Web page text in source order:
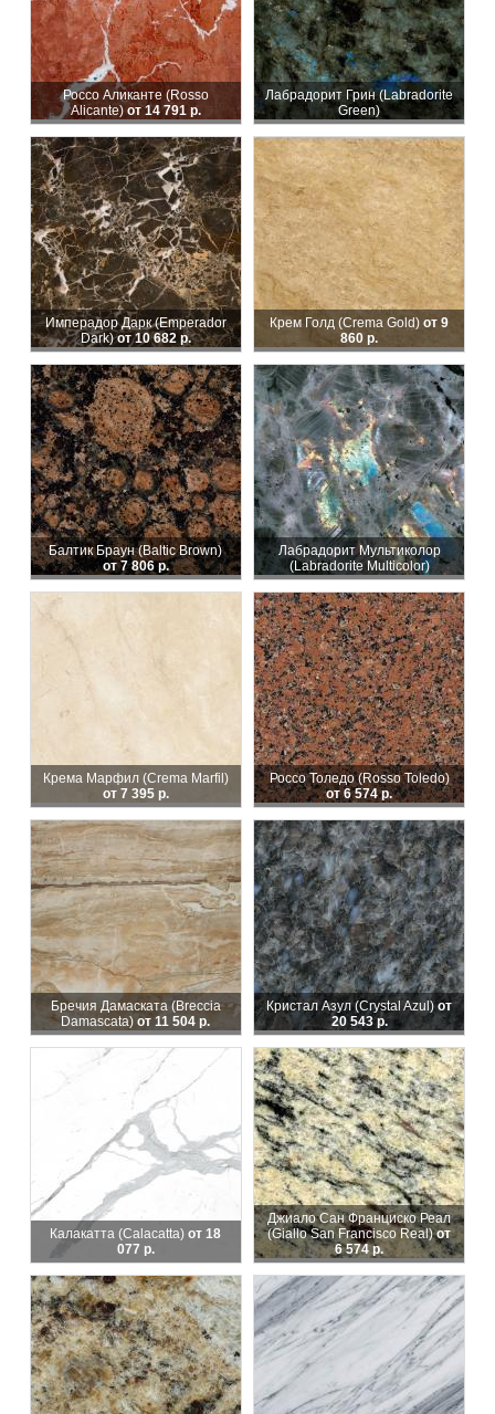
Россо Аликанте (Rosso
Alicante) от 14 791 р.
Лабрадорит Грин (Labradorite
Green)
Имперадор Дарк (Emperador
Dark)от 10 682 р.
Крем Голд (Crema Gold) от 9
860 р.
Балтик Браун (Baltic Brown)
от 7 806 р.
Лабрадорит Мультиколор
(Labradorite Multicolor)
Крема Марфил (Crema Marfil)
от 7 395 р.
Россо Толедо (Rosso Toledo)
от 6 574 р.
Бречия Дамаската (Breccia
Damascata)от 11 504 р.
Кристал Азул (Crystal Azul)от
20 543 р.
Калакатта (Calacatta)от 18
077 р.
Джиало Сан Франциско Реал
(Giallo San Francisco Real)от
6 574 р.